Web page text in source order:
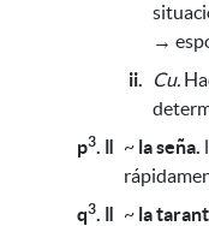
→
ii.
Cu.
p3. ǁ ~ la seña.
q3. ǁ ~ la